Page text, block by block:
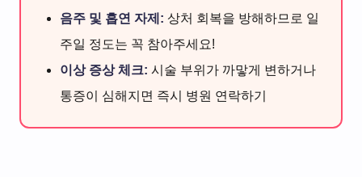
음주 및 흡연 자제: 상처 회복을 방해하므로 일
주일 정도는 꼭 참아주세요!
이상 증상 체크: 시술 부위가 까맣게 변하거나
통증이 심해지면 즉시 병원 연락하기